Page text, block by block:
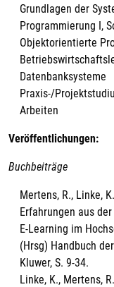
Grundlagen der
Programmierung I,
Objektorientierte
Datenbanksysteme
Praxis-/
Arbeiten
Veröffentlichungen:
Buchbeiträge
Mertens, R., Linke,
Erfahrungen aus
E-Learning im
(Hrsg) Handbuch
Kluwer, S. 9-34.
Linke, K., Mertens,